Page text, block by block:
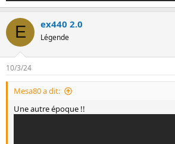
E ex440 2.0
Légende
10/3/24
Mesa80 a dit:
Une autre époque !!